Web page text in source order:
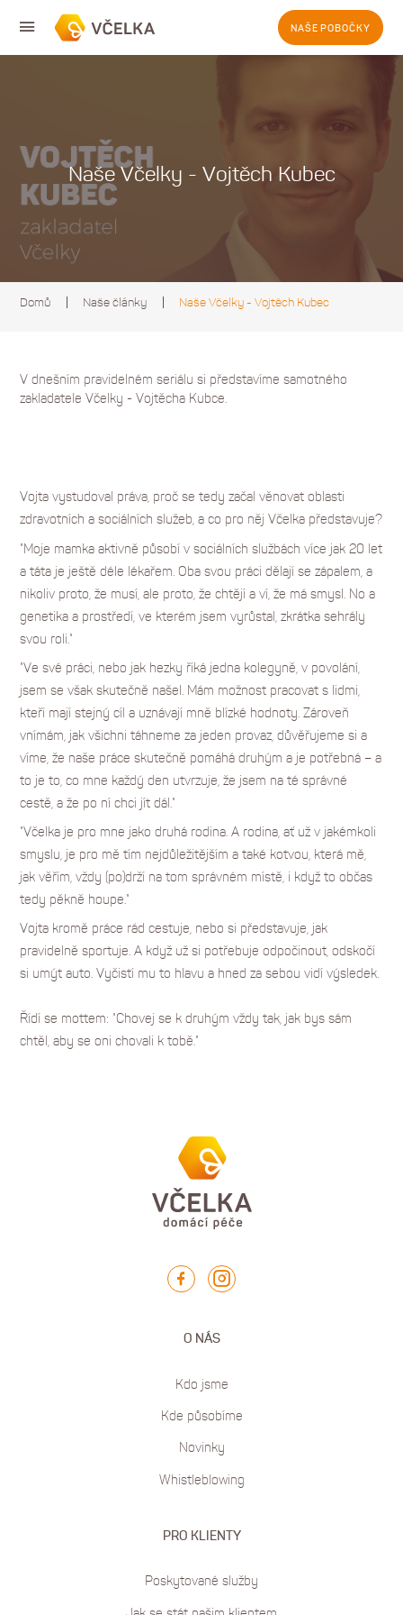
NAŠE POBOČKY
Naše Včelky - Vojtěch Kubec
Domů Naše články Naše Včelky - Vojtěch Kubec
V dnešním pravidelném seriálu si představíme samotného
zakladatele Včelky - Vojtěcha Kubce.
Vojta vystudoval práva, proč se tedy začal věnovat oblasti
zdravotních a sociálních služeb, a co pro něj Včelka představuje?
"Moje mamka aktivně působí v sociálních službách více jak 20 let
a táta je ještě déle lékařem. Oba svou práci dělají se zápalem, a
nikoliv proto, že musí, ale proto, že chtějí a ví, že má smysl. No a
genetika a prostředí, ve kterém jsem vyrůstal, zkrátka sehrály
svou roli."
"Ve své práci, nebo jak hezky říká jedna kolegyně, v povolání,
jsem se však skutečně našel. Mám možnost pracovat s lidmi,
kteří mají stejný cíl a uznávají mně blízké hodnoty. Zároveň
vnímám, jak všichni táhneme za jeden provaz, důvěřujeme si a
víme, že naše práce skutečně pomáhá druhým a je potřebná – a
to je to, co mne každý den utvrzuje, že jsem na té správné
cestě, a že po ní chci jít dál."
"Včelka je pro mne jako druhá rodina. A rodina, ať už v jakémkoli
smyslu, je pro mě tím nejdůležitějším a také kotvou, která mě,
jak věřím, vždy (po)drží na tom správném místě, i když to občas
tedy pěkně houpe."
Vojta kromě práce rád cestuje, nebo si představuje, jak
pravidelně sportuje. A když už si potřebuje odpočinout, odskočí
si umýt auto. Vyčistí mu to hlavu a hned za sebou vidí výsledek.
Řídí se mottem: "Chovej se k druhým vždy tak, jak bys sám
chtěl, aby se oni chovali k tobě."
O NÁS
Kdo jsme
Kde působíme
Novinky
Whistleblowing
PRO KLIENTY
Poskytované služby